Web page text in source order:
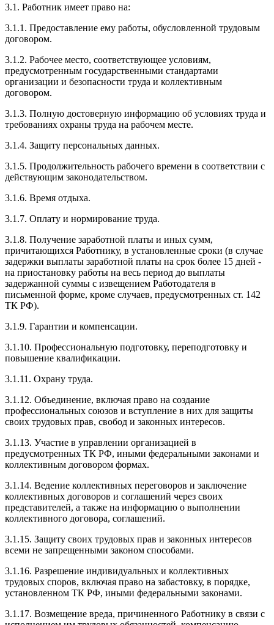
3.1. Работник имеет право на:
3.1.1. Предоставление ему работы, обусловленной трудовым
договором.
3.1.2. Рабочее место, соответствующее условиям,
предусмотренным государственными стандартами
организации и безопасности труда и коллективным
договором.
3.1.3. Полную достоверную информацию об условиях труда и
требованиях охраны труда на рабочем месте.
3.1.4. Защиту персональных данных.
3.1.5. Продолжительность рабочего времени в соответствии с
действующим законодательством.
3.1.6. Время отдыха.
3.1.7. Оплату и нормирование труда.
3.1.8. Получение заработной платы и иных сумм,
причитающихся Работнику, в установленные сроки (в случае
задержки выплаты заработной платы на срок более 15 дней -
на приостановку работы на весь период до выплаты
задержанной суммы с извещением Работодателя в
письменной форме, кроме случаев, предусмотренных ст. 142
ТК РФ).
3.1.9. Гарантии и компенсации.
3.1.10. Профессиональную подготовку, переподготовку и
повышение квалификации.
3.1.11. Охрану труда.
3.1.12. Объединение, включая право на создание
профессиональных союзов и вступление в них для защиты
своих трудовых прав, свобод и законных интересов.
3.1.13. Участие в управлении организацией в
предусмотренных ТК РФ, иными федеральными законами и
коллективным договором формах.
3.1.14. Ведение коллективных переговоров и заключение
коллективных договоров и соглашений через своих
представителей, а также на информацию о выполнении
коллективного договора, соглашений.
3.1.15. Защиту своих трудовых прав и законных интересов
всеми не запрещенными законом способами.
3.1.16. Разрешение индивидуальных и коллективных
трудовых споров, включая право на забастовку, в порядке,
установленном ТК РФ, иными федеральными законами.
3.1.17. Возмещение вреда, причиненного Работнику в связи с